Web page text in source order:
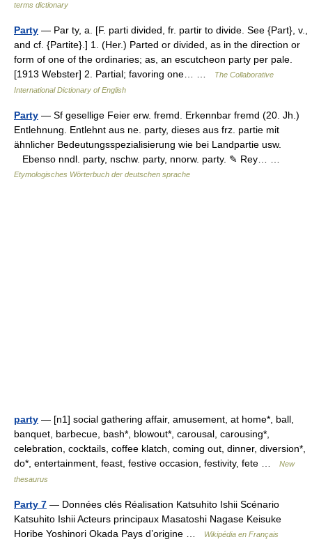
terms dictionary
Party — Par ty, a. [F. parti divided, fr. partir to divide. See {Part}, v.,
and cf. {Partite}.] 1. (Her.) Parted or divided, as in the direction or
form of one of the ordinaries; as, an escutcheon party per pale.
[1913 Webster] 2. Partial; favoring one… …
The Collaborative
International Dictionary of English
Party — Sf gesellige Feier erw. fremd. Erkennbar fremd (20. Jh.)
Entlehnung. Entlehnt aus ne. party, dieses aus frz. partie mit
ähnlicher Bedeutungsspezialisierung wie bei Landpartie usw.
Ebenso nndl. party, nschw. party, nnorw. party. ✎ Rey… …
Etymologisches Wörterbuch der deutschen sprache
party — [n1] social gathering affair, amusement, at home*, ball,
banquet, barbecue, bash*, blowout*, carousal, carousing*,
celebration, cocktails, coffee klatch, coming out, dinner, diversion*,
do*, entertainment, feast, festive occasion, festivity, fete …
New
thesaurus
Party 7 — Données clés Réalisation Katsuhito Ishii Scénario
Katsuhito Ishii Acteurs principaux Masatoshi Nagase Keisuke
Horibe Yoshinori Okada Pays d’origine …
Wikipédia en Français